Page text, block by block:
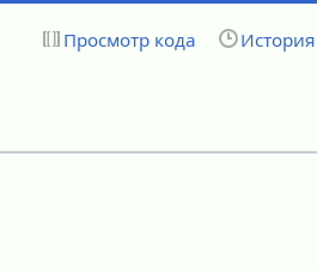
Просмотр кода История